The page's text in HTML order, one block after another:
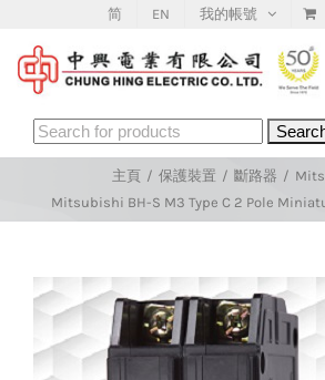
content
简 EN 我的帳號
Search
for:
主頁 / 保護裝置 / 斷路器 /
Mitsubishi BH-S M3 Type C 2 Pole